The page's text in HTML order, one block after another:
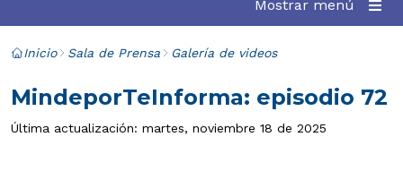
Mostrar menú
Inicio Sala de Prensa Galería de videos
MindeporTeInforma: episodio 72
Última actualización: martes, noviembre 18 de 2025